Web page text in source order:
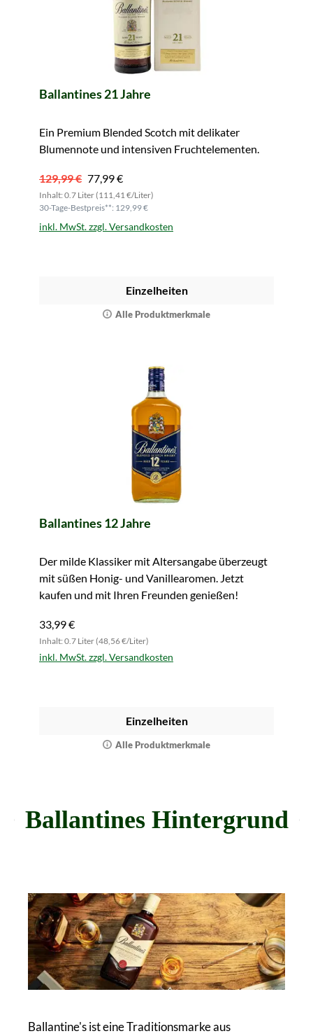
Ballantines 21 Jahre
Ein Premium Blended Scotch mit delikater
Blumennote und intensiven Fruchtelementen.
129,99 € 77,99 €
Inhalt: 0.7 Liter (111,41 €/Liter)
30-Tage-Bestpreis**: 129,99 €
inkl. MwSt. zzgl. Versandkosten
Einzelheiten
Alle Produktmerkmale
Ballantines 12 Jahre
Der milde Klassiker mit Altersangabe überzeugt
mit süßen Honig- und Vanillearomen. Jetzt
kaufen und mit Ihren Freunden genießen!
33,99 €
Inhalt: 0.7 Liter (48,56 €/Liter)
inkl. MwSt. zzgl. Versandkosten
Einzelheiten
Alle Produktmerkmale
Ballantines Hintergrund
Ballantine's ist eine Traditionsmarke aus